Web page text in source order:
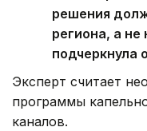
решения
региона, а
подчеркнула
Эксперт считает
программы
каналов.